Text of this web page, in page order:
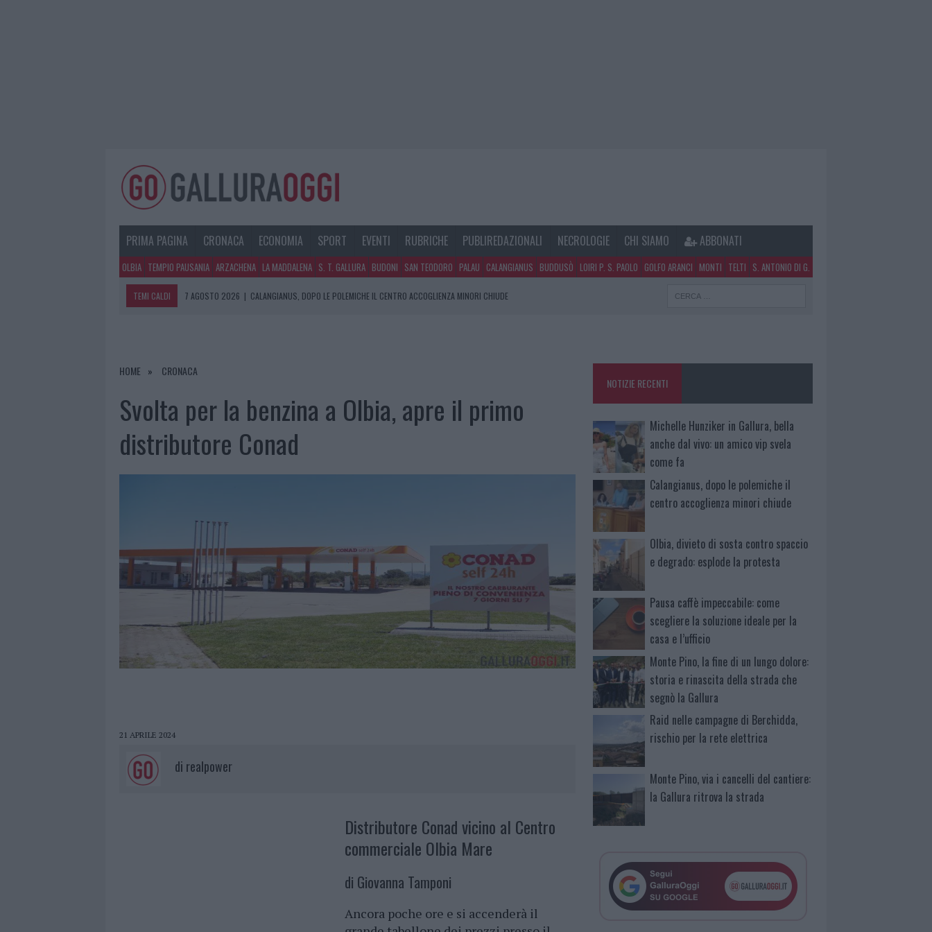
PRIMA PAGINA CRONACA ECONOMIA SPORT EVENTI RUBRICHE PUBLIREDAZIONALI NECROLOGIE CHI SIAMO ABBONATI
OLBIA TEMPIO PAUSANIA ARZACHENA LA MADDALENA S. T. GALLURA BUDONI SAN TEODORO PALAU CALANGIANUS BUDDUSÒ LOIRI P. S. PAOLO GOLFO ARANCI MONTI TELTI S. ANTONIO DI G.
TEMI CALDI 7 AGOSTO 2026 | CALANGIANUS, DOPO LE POLEMICHE IL CENTRO ACCOGLIENZA MINORI CHIUDE
7 AGOSTO 2026
|
HOME CRONACA
Svolta per la benzina a Olbia, apre il primo
distributore Conad
21 APRILE 2024
di realpower
Distributore Conad vicino al Centro
commerciale Olbia Mare
di Giovanna Tamponi
Ancora poche ore e si accenderà il
NOTIZIE RECENTI
Michelle Hunziker in Gallura, bella
anche dal vivo: un amico vip svela
come fa
Calangianus, dopo le polemiche il
centro accoglienza minori chiude
Olbia, divieto di sosta contro spaccio
e degrado: esplode la protesta
Pausa caffè impeccabile: come
scegliere la soluzione ideale per la
casa e l’ufficio
Monte Pino, la fine di un lungo dolore:
storia e rinascita della strada che
segnò la Gallura
Raid nelle campagne di Berchidda,
rischio per la rete elettrica
Monte Pino, via i cancelli del cantiere:
la Gallura ritrova la strada